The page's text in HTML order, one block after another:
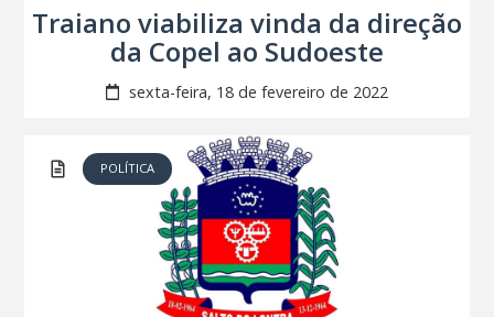
Traiano viabiliza vinda da direção
da Copel ao Sudoeste
sexta-feira, 18 de fevereiro de 2022
POLÍTICA